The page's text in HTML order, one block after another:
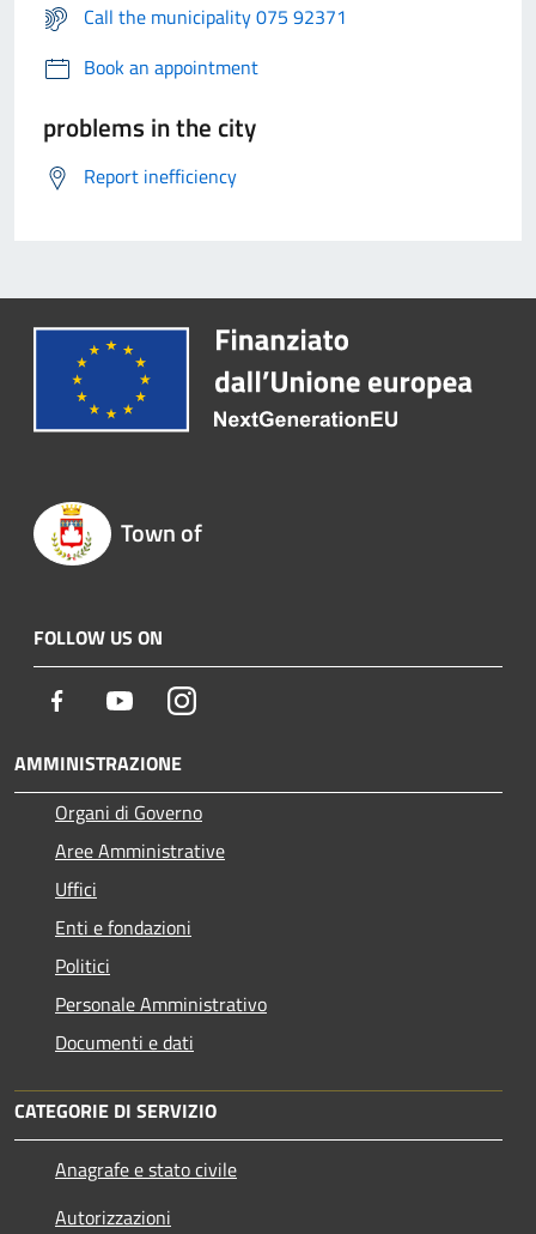
Call the municipality 075 92371
Book an appointment
problems in the city
Report inefficiency
Town of
FOLLOW US ON
Facebook YoutubeInstagram
AMMINISTRAZIONE
Organi di Governo
Aree Amministrative
Uffici
Enti e fondazioni
Politici
Personale Amministrativo
Documenti e dati
CATEGORIE DI SERVIZIO
Anagrafe e stato civile
Autorizzazioni